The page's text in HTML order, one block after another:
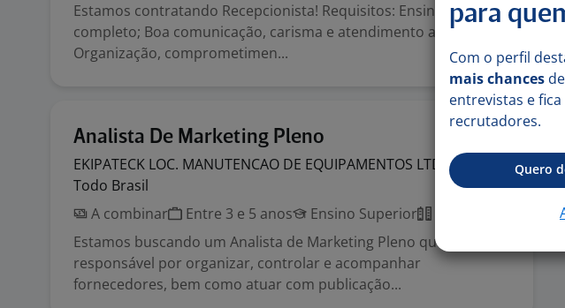
Estamos contratando Recepcionista! Requisitos: Ensino médio
completo; Boa comunicação, carisma e atendimento ao público;
Organização, comprometimen...
Analista De Marketing Pleno
EKIPATECK LOC. MANUTENCAO DE EQUIPAMENTOS LTDA
Todo Brasil
A combinar
Entre 3 e 5 anos Ensino Superior
Estamos buscando um Analista de Marketing Pleno que será
responsável por organizar, controlar e acompanhar
fornecedores, bem como atuar com publicação...
para
Com o perfil
mais chances
entrevistas e
recrutadores.
Quero